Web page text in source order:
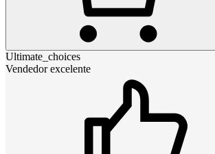
Ultimate_choices
Vendedor excelente